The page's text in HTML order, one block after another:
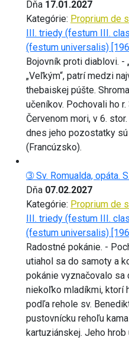
Dňa 17.01.2027
Kategórie: Proprium de
III. triedy (festum III.
(festum universalis)
Bojovník proti diablovi. -
„Veľkým“, patrí medzi
thebaiskej púšte.
učeníkov. Pochovali ho
Červenom mori, v 6.
dnes jeho pozostatky
(Francúzsko).
➂ Sv. Romualda, opáta.
Dňa 07.02.2027
Kategórie: Proprium de
III. triedy (festum III.
(festum universalis)
Radostné pokánie. -
utiahol sa do samoty a
pokánie vyznačovalo sa
niekoľko mladíkmi, ktorí
podľa rehole sv.
pustovnícku rehoľu
kartuziánskej. Jeho